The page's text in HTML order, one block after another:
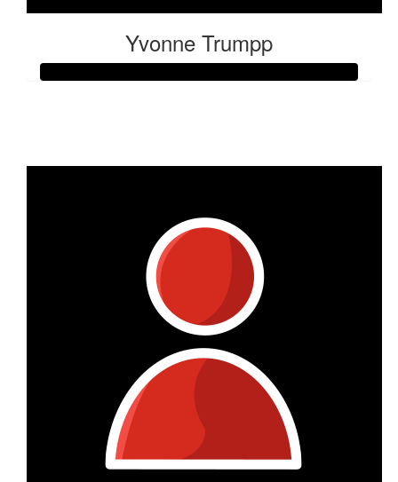
Yvonne Trumpp